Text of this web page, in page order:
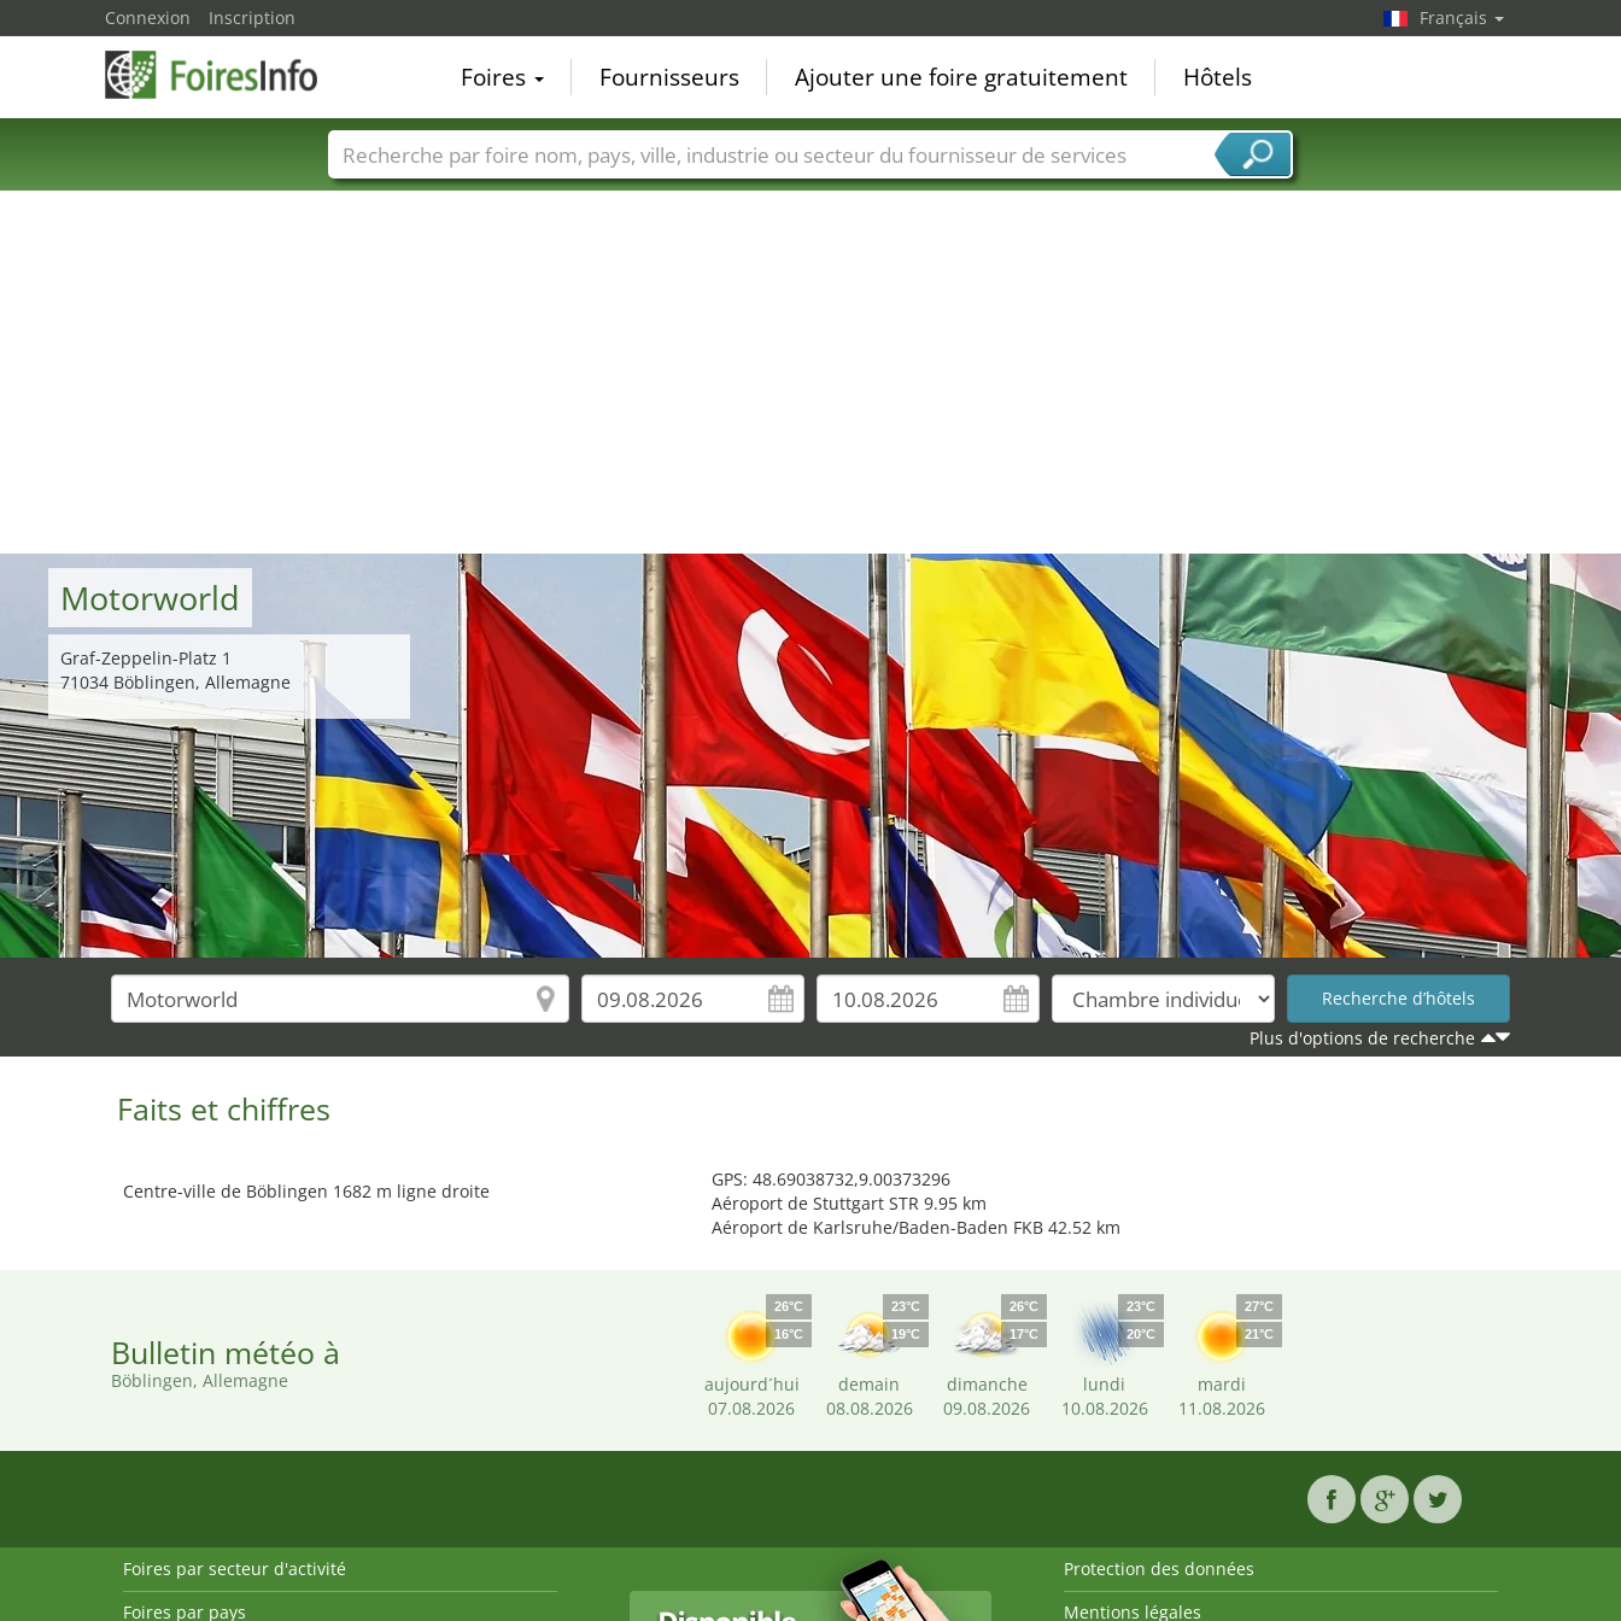
Motorworld
Graf-Zeppelin-Platz 1
71034 Böblingen, Allemagne
Plus d'options de recherche
Faits et chiffres
Centre-ville de Böblingen 1682 m ligne droite
GPS: 48.69038732,9.00373296
Aéroport de Stuttgart STR 9.95 km
Aéroport de Karlsruhe/Baden-Baden FKB 42.52 km
Bulletin météo à
Böblingen, Allemagne
26°C
16°C
aujourd´hui
07.08.2026
23°C
19°C
demain
08.08.2026
26°C
17°C
dimanche
09.08.2026
23°C
20°C
lundi
10.08.2026
27°C
21°C
mardi
11.08.2026
Connexion Inscription Français
Foires Fournisseurs Ajouter une foire gratuitement Hôtels
Foire noms Pays Villes Secteurs de foire Secteurs du fournisseur de services
Foires par secteur d'activité
Foires par pays
Protection des données
Mentions légales